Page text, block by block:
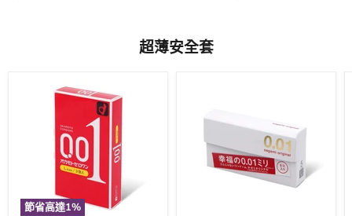
超薄安全套
節省高達1%